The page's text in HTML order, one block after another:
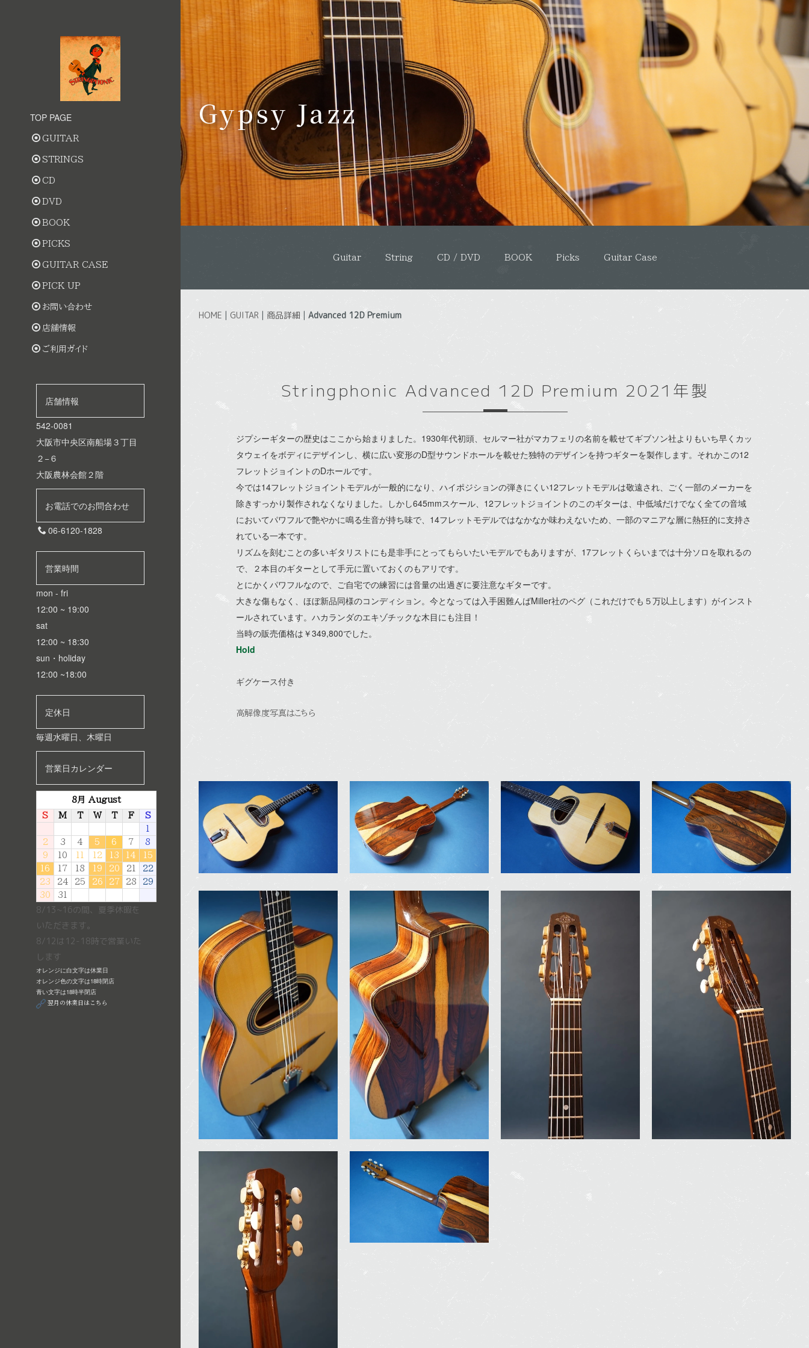
Gypsy Jazz
Guitar String CD / DVD BOOK Picks Guitar Case
HOME | GUITAR | 商品詳細 | Advanced 12D Premium
Stringphonic Advanced 12D Premium 2021年製
ジプシーギターの歴史はここから始まりました。1930年代初頭、セルマー社がマカフェリの名前を載せてギブソン社よりもいち早くカッ
タウェイをボディにデザインし、横に広い変形のD型サウンドホールを載せた独特のデザインを持つギターを製作します。それかこの12
フレットジョイントのDホールです。
今では14フレットジョイントモデルが一般的になり、ハイポジションの弾きにくい12フレットモデルは敬遠され、ごく一部のメーカーを
除きすっかり製作されなくなりました。しかし645mmスケール、12フレットジョイントのこのギターは、中低域だけでなく全ての音域
においてパワフルで艶やかに鳴る生音が持ち味で、14フレットモデルではなかなか味わえないため、一部のマニアな層に熱狂的に支持さ
れている一本です。
リズムを刻むことの多いギタリストにも是非手にとってもらいたいモデルでもありますが、17フレットくらいまでは十分ソロを取れるの
で、２本目のギターとして手元に置いておくのもアリです。
とにかくパワフルなので、ご自宅での練習には音量の出過ぎに要注意なギターです。
大きな傷もなく、ほぼ新品同様のコンディション。今となっては入手困難んばMiller社のペグ（これだけでも５万以上します）がインスト
ールされています。ハカランダのエキゾチックな木目にも注目！
当時の販売価格は￥349,800でした。
Hold
ギグケース付き
高解像度写真はこちら
TOP PAGE
GUITAR
STRINGS
CD
DVD
BOOK
PICKS
GUITAR CASE
PICK UP
お問い合わせ
店舗情報
ご利用ガイド
店舗情報
542-0081
大阪市中央区南船場３丁目
２−６
大阪農林会館２階
お電話でのお問合わせ
06-6120-1828
営業時間
mon - fri
12:00 ~ 19:00
sat
12:00 ~ 18:30
sun・holiday
12:00 ~18:00
定休日
毎週水曜日、 木曜日
営業日カレンダー
8月 August
S
M T W T F
S
2
3 4 5 6 7
8
9
10 12 13 14
15
16
17 18 19 20 21
22
23
24 25 26 27 28
29
30
31
8/13~16の間、夏季休暇を
いただきます。
8/12は12-18時で営業いた
します
オレンジに白文字は休業日
オレンジ色の文字は18時閉店
青い文字は18時半閉店
翌月の休業日はこちら